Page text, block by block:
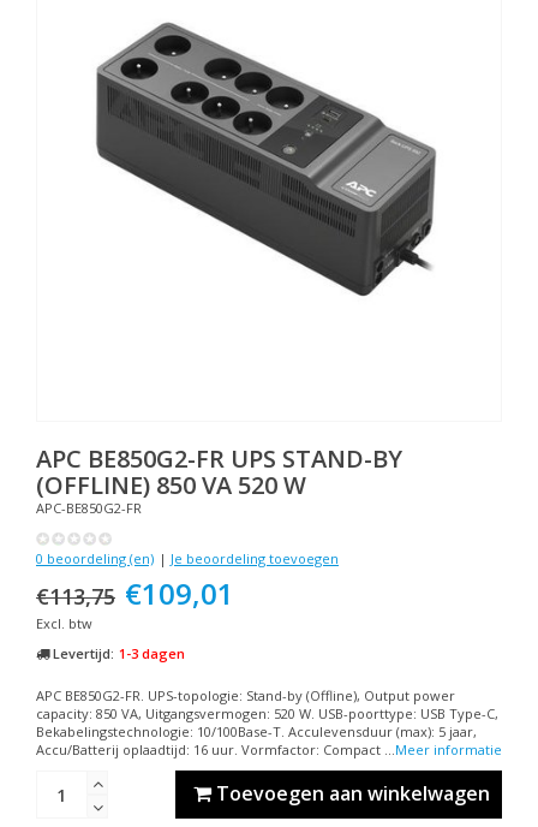
APC BE850G2-FR UPS STAND-BY
(OFFLINE) 850 VA 520 W
APC-BE850G2-FR
0 beoordeling (en) | Je beoordeling toevoegen
€113,75 €109,01
Excl. btw
Levertijd: 1-3 dagen
APC BE850G2-FR. UPS-topologie: Stand-by (Offline), Output power
capacity: 850 VA, Uitgangsvermogen: 520 W. USB-poorttype: USB Type-C,
Bekabelingstechnologie: 10/100Base-T. Acculevensduur (max): 5 jaar,
Accu/Batterij oplaadtijd: 16 uur. Vormfactor: Compact ...Meer informatie
Toevoegen aan winkelwagen